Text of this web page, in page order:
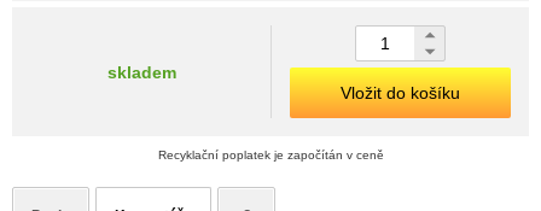
skladem
Vložit do košíku
Recyklační poplatek je započítán v ceně